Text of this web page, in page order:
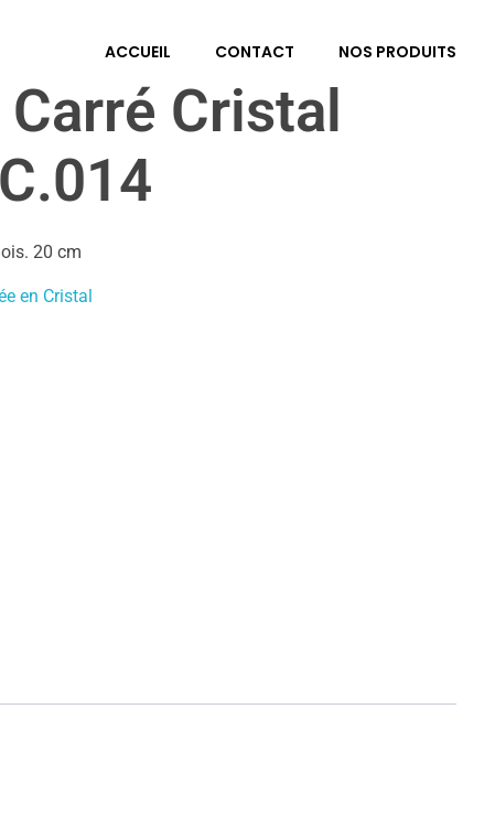
ACCUEIL CONTACT NOS PRODUITS
Cristal
20 cm
en Cristal